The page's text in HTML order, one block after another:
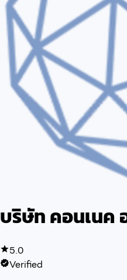
บริษัท คอนเนค
5.0
Verified